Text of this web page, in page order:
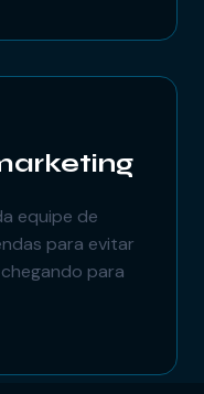
equipe de
para evitar
para